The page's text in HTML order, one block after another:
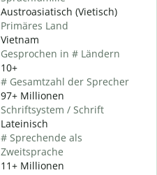
Austroasiatisch (Vietisch)
Primäres Land
Vietnam
Gesprochen in # Ländern
10+
# Gesamtzahl der Sprecher
97+ Millionen
Schriftsystem / Schrift
Lateinisch
# Sprechende als
Zweitsprache
11+ Millionen